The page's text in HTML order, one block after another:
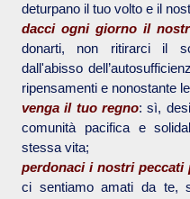
deturpano il tuo volto e il
dacci ogni giorno il
donarti, non ritirarci il
dall'abisso
ripensamenti e nonostante
venga il tuo regno: sì,
comunità pacifica e
stessa vita;
perdonaci i nostri peccati
ci sentiamo amati da te,